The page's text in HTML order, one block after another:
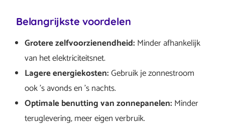
Belangrijkste voordelen
Grotere zelfvoorzienendheid: Minder afhankelijk
van het elektriciteitsnet.
Lagere energiekosten:Gebruik je zonnestroom
ook ’s avonds en ’s nachts.
Optimale benutting van zonnepanelen: Minder
teruglevering, meer eigen verbruik.